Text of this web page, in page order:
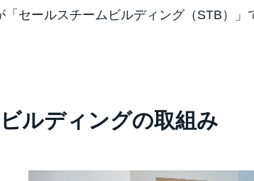
セールスチームビルディング（STB）」
ルディングの取組み